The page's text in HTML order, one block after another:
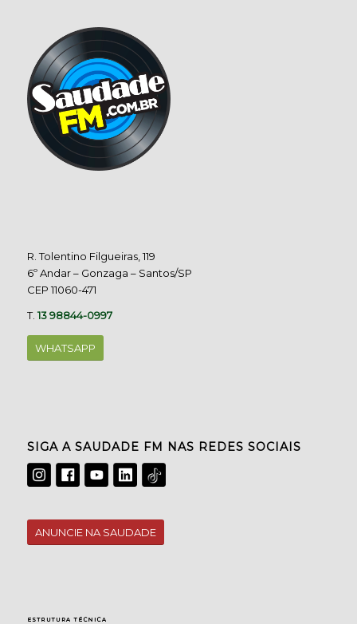
R. Tolentino Filgueiras, 119
6º Andar – Gonzaga – Santos/SP
CEP 11060-471
T.13 98844-0997
WHATSAPP
SIGA A SAUDADE FM NAS REDES SOCIAIS
ANUNCIE NA SAUDADE